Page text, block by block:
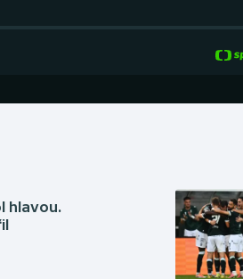
hlavou.